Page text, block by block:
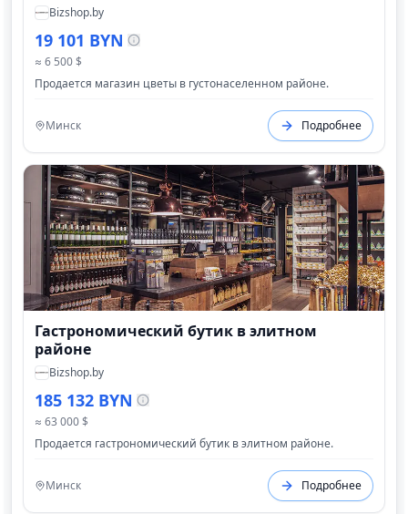
Bizshop.by
19 101 BYN
≈ 6 500 $
Продается магазин цветы в густонаселенном районе.
Минск Подробнее
Гастрономический бутик в элитном
районе
Bizshop.by
185 132 BYN
≈ 63 000 $
Продается гастрономический бутик в элитном районе.
Минск Подробнее